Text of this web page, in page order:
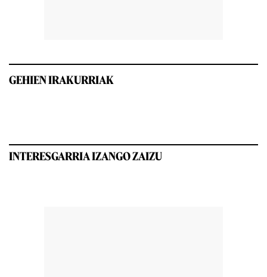
GEHIEN IRAKURRIAK
INTERESGARRIA IZANGO ZAIZU